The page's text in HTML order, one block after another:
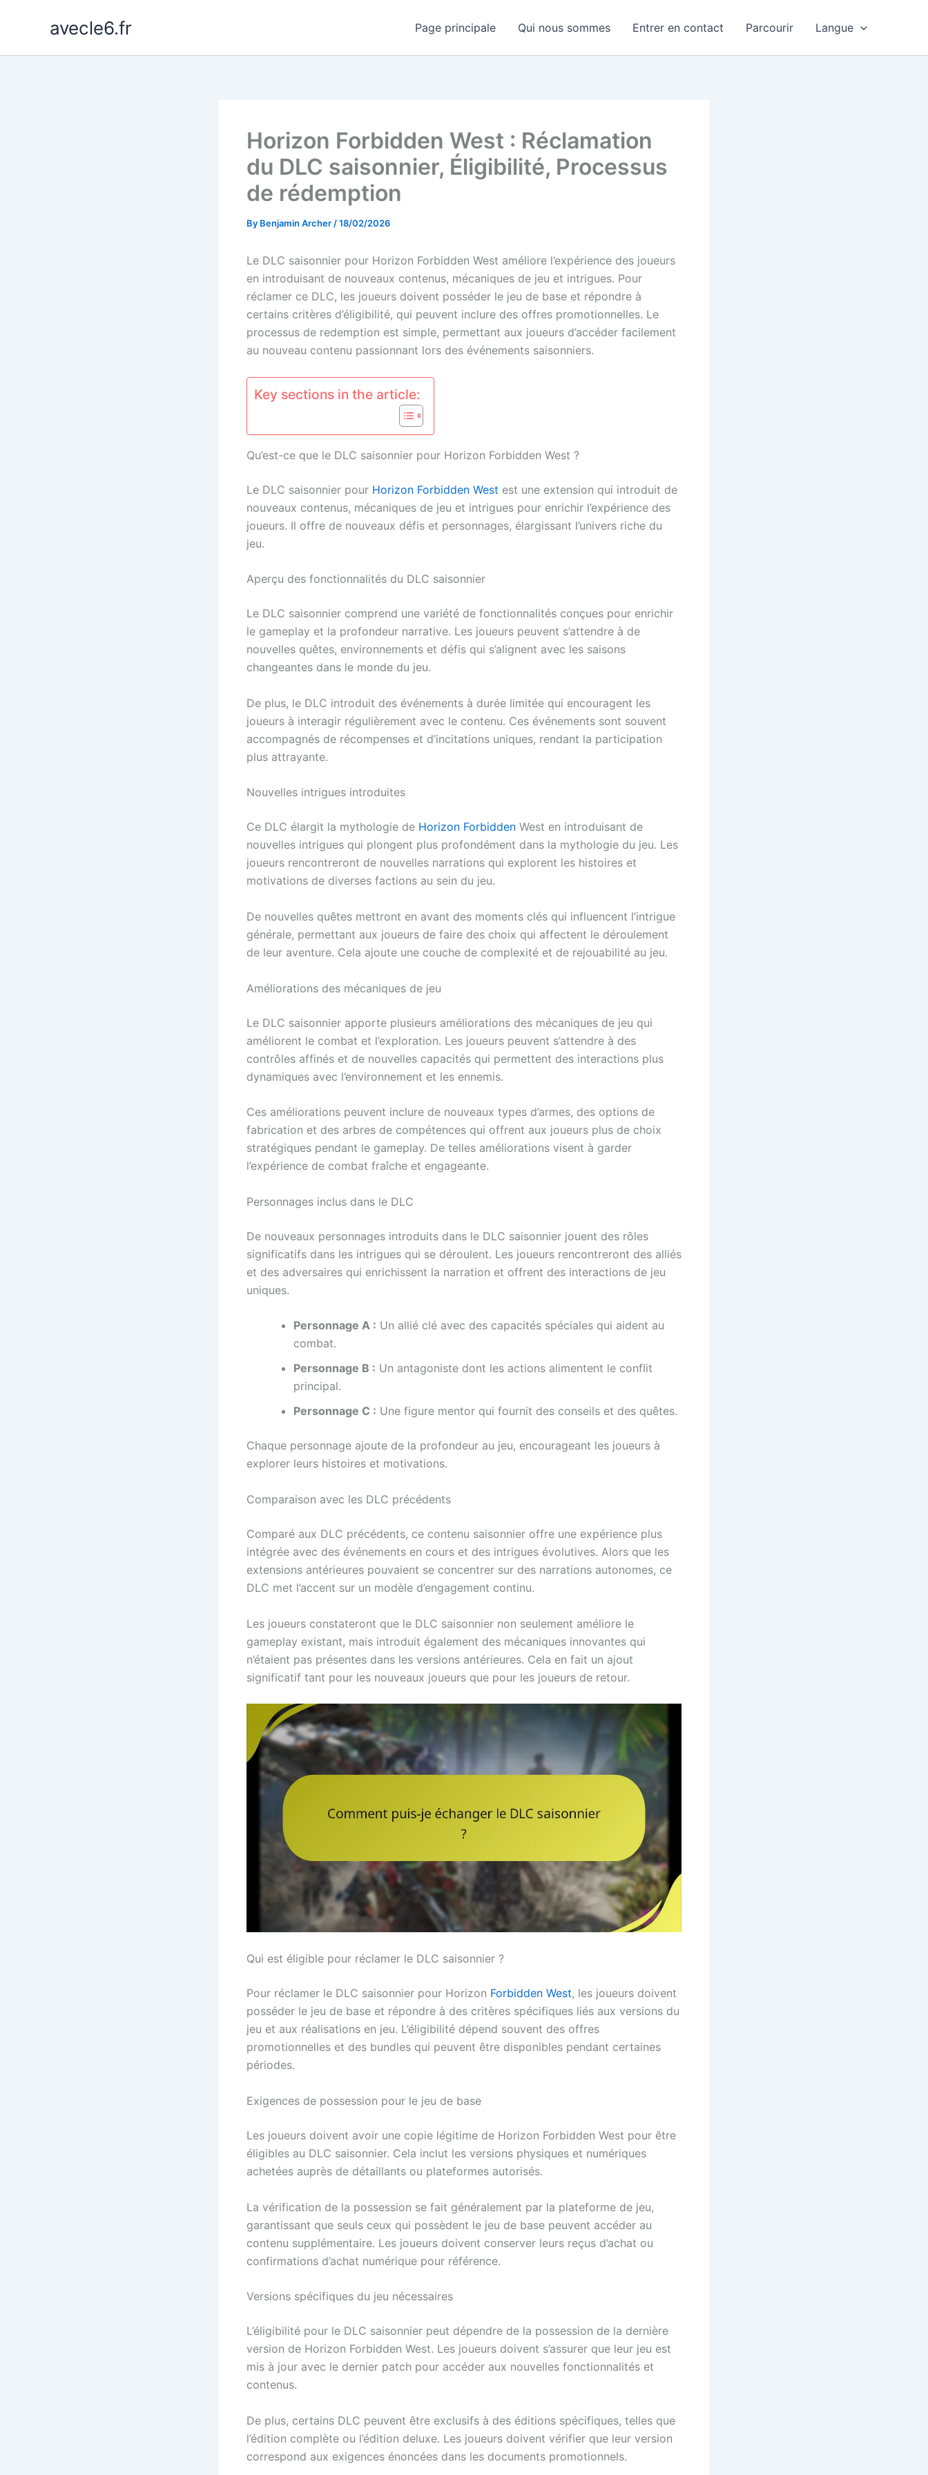
avecle6.fr Page principale Qui nous sommes Entrer en contact Parcourir Langue
Horizon Forbidden West : Réclamation
du DLC saisonnier, Éligibilité, Processus
de rédemption
By Benjamin Archer /18/02/2026
Le DLC saisonnier pour Horizon Forbidden West améliore l’expérience des joueurs
en introduisant de nouveaux contenus, mécaniques de jeu et intrigues. Pour
réclamer ce DLC, les joueurs doivent posséder le jeu de base et répondre à
certains critères d’éligibilité, qui peuvent inclure des offres promotionnelles. Le
processus de redemption est simple, permettant aux joueurs d’accéder facilement
au nouveau contenu passionnant lors des événements saisonniers.
Key sections in the article:
Qu’est-ce que le DLC saisonnier pour Horizon Forbidden West ?
Le DLC saisonnier pour Horizon Forbidden West est une extension qui introduit de
nouveaux contenus, mécaniques de jeu et intrigues pour enrichir l’expérience des
joueurs. Il offre de nouveaux défis et personnages, élargissant l’univers riche du
jeu.
Aperçu des fonctionnalités du DLC saisonnier
Le DLC saisonnier comprend une variété de fonctionnalités conçues pour enrichir
le gameplay et la profondeur narrative. Les joueurs peuvent s’attendre à de
nouvelles quêtes, environnements et défis qui s’alignent avec les saisons
changeantes dans le monde du jeu.
De plus, le DLC introduit des événements à durée limitée qui encouragent les
joueurs à interagir régulièrement avec le contenu. Ces événements sont souvent
accompagnés de récompenses et d’incitations uniques, rendant la participation
plus attrayante.
Nouvelles intrigues introduites
Ce DLC élargit la mythologie de Horizon Forbidden West en introduisant de
nouvelles intrigues qui plongent plus profondément dans la mythologie du jeu. Les
joueurs rencontreront de nouvelles narrations qui explorent les histoires et
motivations de diverses factions au sein du jeu.
De nouvelles quêtes mettront en avant des moments clés qui influencent l’intrigue
générale, permettant aux joueurs de faire des choix qui affectent le déroulement
de leur aventure. Cela ajoute une couche de complexité et de rejouabilité au jeu.
Améliorations des mécaniques de jeu
Le DLC saisonnier apporte plusieurs améliorations des mécaniques de jeu qui
améliorent le combat et l’exploration. Les joueurs peuvent s’attendre à des
contrôles affinés et de nouvelles capacités qui permettent des interactions plus
dynamiques avec l’environnement et les ennemis.
Ces améliorations peuvent inclure de nouveaux types d’armes, des options de
fabrication et des arbres de compétences qui offrent aux joueurs plus de choix
stratégiques pendant le gameplay. De telles améliorations visent à garder
l’expérience de combat fraîche et engageante.
Personnages inclus dans le DLC
De nouveaux personnages introduits dans le DLC saisonnier jouent des rôles
significatifs dans les intrigues qui se déroulent. Les joueurs rencontreront des alliés
et des adversaires qui enrichissent la narration et offrent des interactions de jeu
uniques.
Personnage A : Un allié clé avec des capacités spéciales qui aident au
combat.
Personnage B : Un antagoniste dont les actions alimentent le conflit
principal.
Personnage C : Une figure mentor qui fournit des conseils et des quêtes.
Chaque personnage ajoute de la profondeur au jeu, encourageant les joueurs à
explorer leurs histoires et motivations.
Comparaison avec les DLC précédents
Comparé aux DLC précédents, ce contenu saisonnier offre une expérience plus
intégrée avec des événements en cours et des intrigues évolutives. Alors que les
extensions antérieures pouvaient se concentrer sur des narrations autonomes, ce
DLC met l’accent sur un modèle d’engagement continu.
Les joueurs constateront que le DLC saisonnier non seulement améliore le
gameplay existant, mais introduit également des mécaniques innovantes qui
n’étaient pas présentes dans les versions antérieures. Cela en fait un ajout
significatif tant pour les nouveaux joueurs que pour les joueurs de retour.
Qui est éligible pour réclamer le DLC saisonnier ?
Pour réclamer le DLC saisonnier pour Horizon Forbidden West, les joueurs doivent
posséder le jeu de base et répondre à des critères spécifiques liés aux versions du
jeu et aux réalisations en jeu. L’éligibilité dépend souvent des offres
promotionnelles et des bundles qui peuvent être disponibles pendant certaines
périodes.
Exigences de possession pour le jeu de base
Les joueurs doivent avoir une copie légitime de Horizon Forbidden West pour être
éligibles au DLC saisonnier. Cela inclut les versions physiques et numériques
achetées auprès de détaillants ou plateformes autorisés.
La vérification de la possession se fait généralement par la plateforme de jeu,
garantissant que seuls ceux qui possèdent le jeu de base peuvent accéder au
contenu supplémentaire. Les joueurs doivent conserver leurs reçus d’achat ou
confirmations d’achat numérique pour référence.
Versions spécifiques du jeu nécessaires
L’éligibilité pour le DLC saisonnier peut dépendre de la possession de la dernière
version de Horizon Forbidden West. Les joueurs doivent s’assurer que leur jeu est
mis à jour avec le dernier patch pour accéder aux nouvelles fonctionnalités et
contenus.
De plus, certains DLC peuvent être exclusifs à des éditions spécifiques, telles que
l’édition complète ou l’édition deluxe. Les joueurs doivent vérifier que leur version
correspond aux exigences énoncées dans les documents promotionnels.